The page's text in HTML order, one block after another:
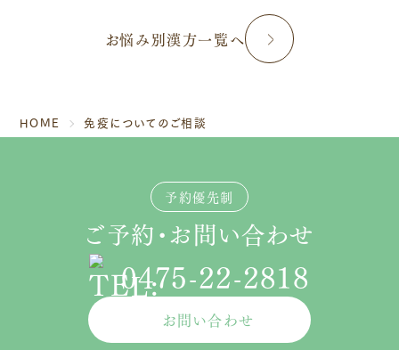
お悩み別漢方一覧へ
HOME 免疫についてのご相談
予約優先制
ご予約・お問い合わせ
0475-22-2818
お問い合わせ